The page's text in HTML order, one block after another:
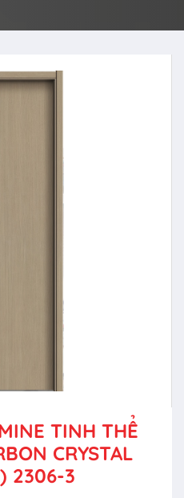
TINH THỂ
CRYSTAL
2306-3